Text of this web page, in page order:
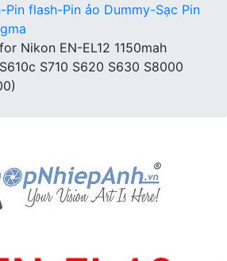
Pin flash-Pin ảo Dummy-Sạc Pin
Nikon EN-EL12 1150mah
S710 S620 S630 S8000